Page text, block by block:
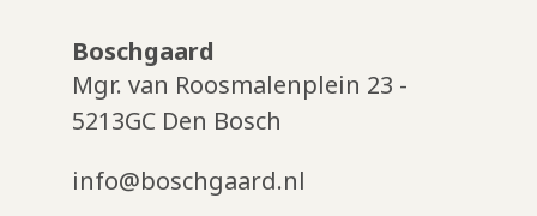
Boschgaard
Mgr. van Roosmalenplein 23 -
5213GC Den Bosch
info@boschgaard.nl